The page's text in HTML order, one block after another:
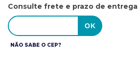
Consulte frete e prazo de entrega
NÃO SABE O CEP?